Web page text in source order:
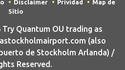
Disclaimer Prividad
Map de
Sitio
Try Quantum OU trading as
(also
de Stockholm Arlanda) /
Reserved.